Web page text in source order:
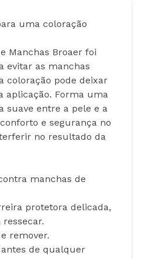
uma coloração
Manchas Broaer foi
evitar as manchas
coloração pode deixar
aplicação. Forma uma
suave entre a pele e a
e segurança no
no resultado da
manchas de
protetora delicada,
remover.
de qualquer